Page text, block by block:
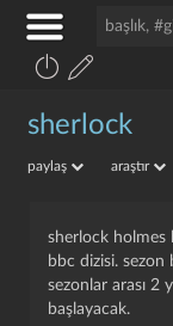
sherlock
paylaş araştır
sherlock holmes
bbc dizisi. sezon
sezonlar arası 2
başlayacak.